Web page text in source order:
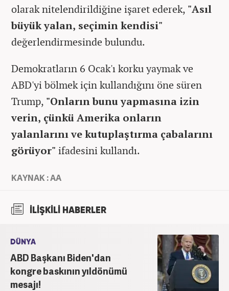
olarak nitelendirildiğine işaret ederek, "Asıl
büyük yalan, seçimin kendisi"
değerlendirmesinde bulundu.
Demokratların 6 Ocak'ı korku yaymak ve
ABD'yi bölmek için kullandığını öne süren
Trump, "Onların bunu yapmasına izin
verin, çünkü Amerika onların
yalanlarını ve kutuplaştırma çabalarını
görüyor" ifadesini kullandı.
KAYNAK : AA
İLİŞKİLİ HABERLER
DÜNYA
ABD Başkanı Biden'dan
kongre baskının yıldönümü
mesajı!